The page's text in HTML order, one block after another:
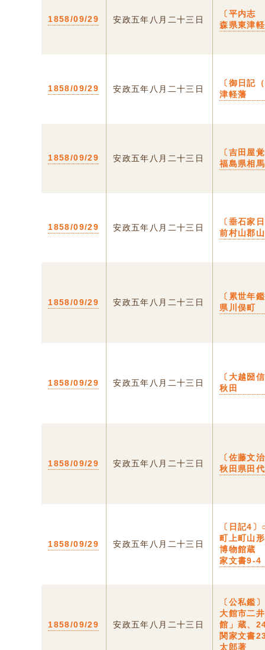
1858/09/29 安政五年八月二十三日
〔平内志
森県東津
1858/09/29 安政五年八月二十三日
〔御日記
津軽藩
1858/09/29 安政五年八月二十三日
〔吉田屋
福島県相馬
1858/09/29 安政五年八月二十三日
〔垂石家
前村山郡
1858/09/29 安政五年八月二十三日
〔累世年
県川俣町
1858/09/29 安政五年八月二十三日
〔大越圀
秋田
1858/09/29 安政五年八月二十三日
〔佐藤文
秋田県田
1858/09/29 安政五年八月二十三日
〔日記4
町上町山
博物館蔵
家文書9-4
1858/09/29 安政五年八月二十三日
〔公私鑑
大館市二
館」蔵、
関家文書
太郎著